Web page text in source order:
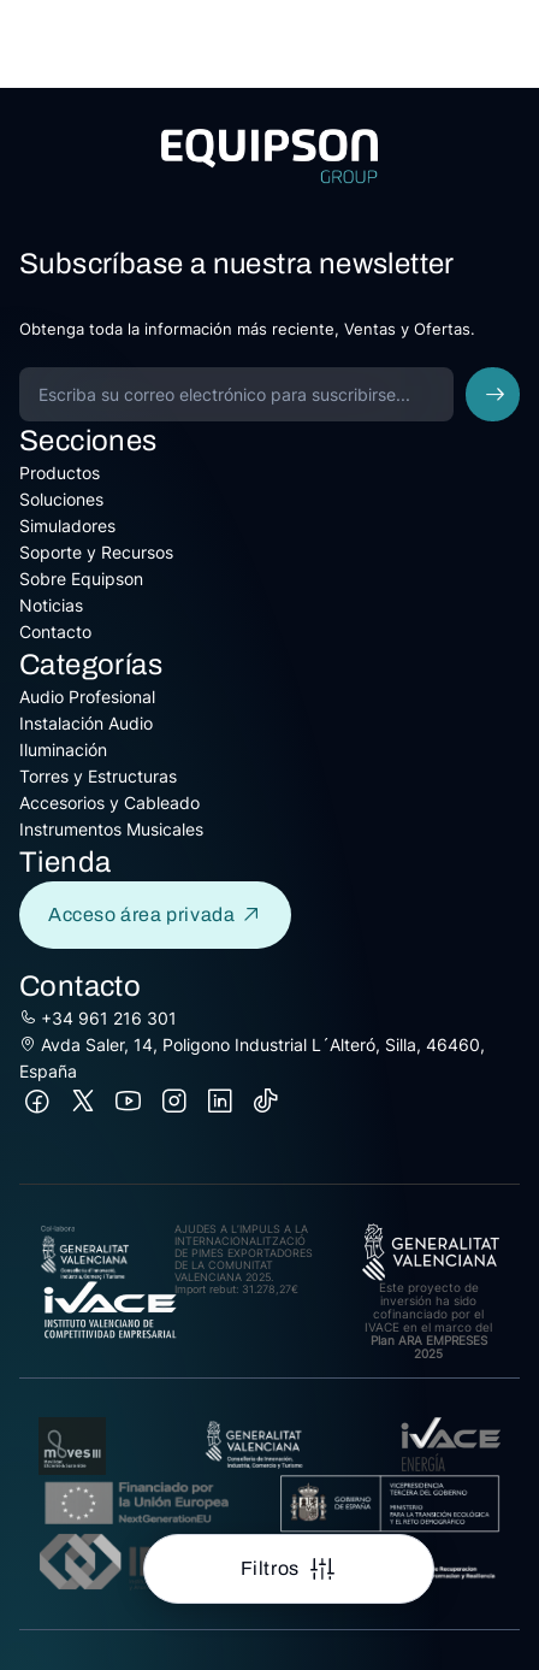
Filtros
Subscríbase a nuestra newsletter
Obtenga toda la información más reciente, Ventas y Ofertas.
Secciones
Productos
Soluciones
Simuladores
Soporte y Recursos
Sobre Equipson
Noticias
Contacto
Categorías
Audio Profesional
Instalación Audio
Iluminación
Torres y Estructuras
Accesorios y Cableado
Instrumentos Musicales
Tienda
Acceso área privada
Contacto
+34 961 216 301
Avda Saler, 14, Poligono Industrial L´Alteró, Silla, 46460,
España
AJUDES A L’IMPULS A LA
INTERNACIONALITZACIÓ
DE PIMES EXPORTADORES
DE LA COMUNITAT
VALENCIANA 2025.
Import rebut: 31.278,27€
Este proyecto de
inversión ha sido
cofinanciado por el
IVACE en el marco del
Plan ARA EMPRESES
2025